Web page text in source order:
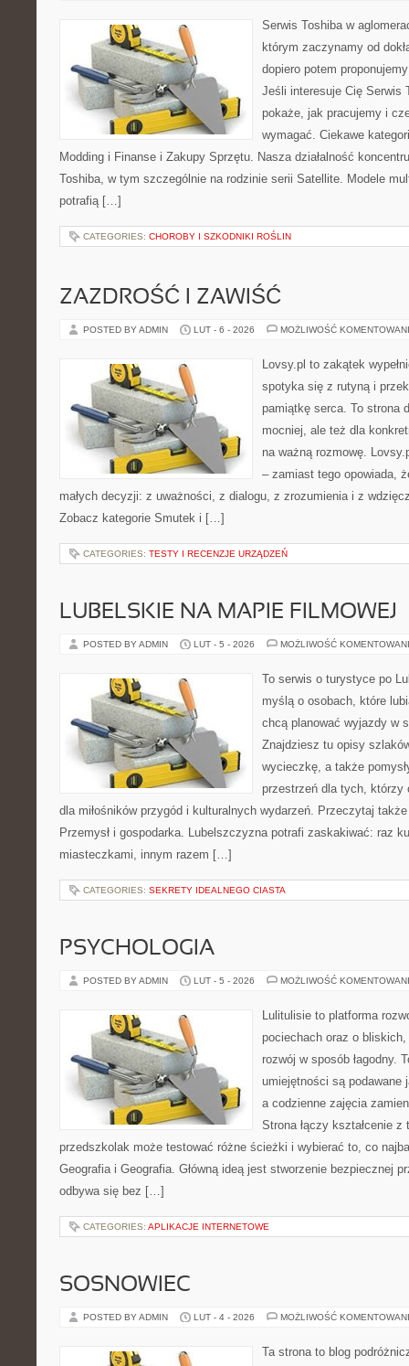
Serwis Toshiba w
którym zaczynamy od
dopiero potem
Jeśli interesuje Cię Serwis
pokaże, jak pracujemy i
wymagać. Ciekawe
Modding i Finanse i Zakupy Sprzętu. Nasza działalność
Toshiba, w tym szczególnie na rodzinie serii Satellite. Modele
potrafią […]
CATEGORIES: CHOROBY I SZKODNIKI ROŚLIN
ZAZDROŚĆ I ZAWIŚĆ
POSTED BY ADMIN LUT - 6 - 2026 MOŻLIWOŚĆ
Lovsy.pl to zakątek
spotyka się z rutyną i
pamiątkę serca. To strona
mocniej, ale też dla
na ważną rozmowę.
– zamiast tego opowiada,
małych decyzji: z uważności, z dialogu, z zrozumienia i z
Zobacz kategorie Smutek i […]
CATEGORIES: TESTY I RECENZJE URZĄDZEŃ
LUBELSKIE NA MAPIE FILMOWEJ
POSTED BY ADMIN LUT - 5 - 2026 MOŻLIWOŚĆ
To serwis o turystyce po
myślą o osobach, które
chcą planować wyjazdy w
Znajdziesz tu opisy
wycieczkę, a także
przestrzeń dla tych, którzy
dla miłośników przygód i kulturalnych wydarzeń. Przeczytaj
Przemysł i gospodarka. Lubelszczyzna potrafi zaskakiwać: raz
miasteczkami, innym razem […]
CATEGORIES: SEKRETY IDEALNEGO CIASTA
PSYCHOLOGIA
POSTED BY ADMIN LUT - 5 - 2026 MOŻLIWOŚĆ
Lulitulisie to platforma
pociechach oraz o
rozwój w sposób łagodny.
umiejętności są podawane
a codzienne zajęcia
Strona łączy kształcenie
przedszkolak może testować różne ścieżki i wybierać to, co
Geografia i Geografia. Główną ideą jest stworzenie bezpiecznej
odbywa się bez […]
CATEGORIES: APLIKACJE INTERNETOWE
SOSNOWIEC
POSTED BY ADMIN LUT - 4 - 2026 MOŻLIWOŚĆ
Ta strona to blog